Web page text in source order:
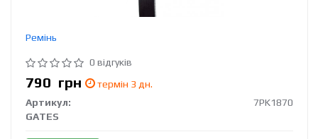
Ремінь
0 відгуків
790 грн
термін 3 дн.
Артикул:
7PK1870
GATES